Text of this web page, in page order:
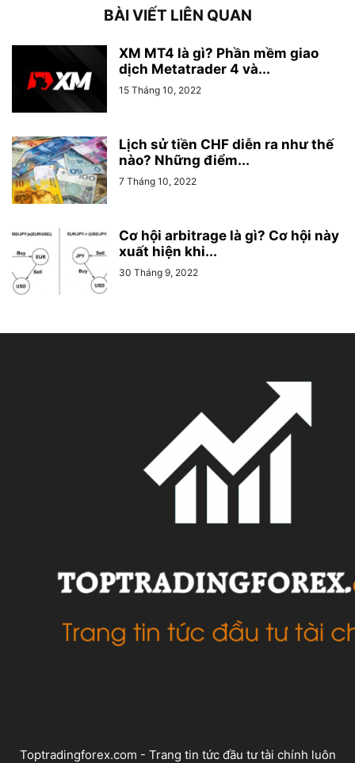
BÀI VIẾT LIÊN QUAN
XM MT4 là gì? Phần mềm giao
dịch Metatrader 4 và...
15 Tháng 10, 2022
Lịch sử tiền CHF diễn ra như thế
nào? Những điểm...
7 Tháng 10, 2022
Cơ hội arbitrage là gì? Cơ hội này
xuất hiện khi...
30 Tháng 9, 2022
Toptradingforex.com - Trang tin tức đầu tư tài chính luôn